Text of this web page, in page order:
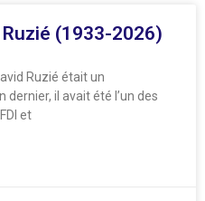
(1933-2026)
Ruzié était un
dernier, il avait été l’un des
et